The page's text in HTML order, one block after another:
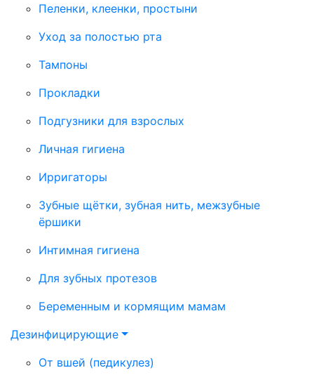
Пеленки, клеенки, простыни
Уход за полостью рта
Тампоны
Прокладки
Подгузники для взрослых
Личная гигиена
Ирригаторы
Зубные щётки, зубная нить, межзубные
ёршики
Интимная гигиена
Для зубных протезов
Беременным и кормящим мамам
Дезинфицирующие
От вшей (педикулез)